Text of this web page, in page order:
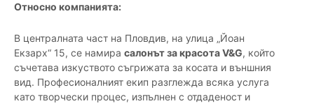
Относно компанията:
В централната част на Пловдив, на улица „Йоан
Екзарх“ 15, се намира салонът за красота V&G, който
съчетава изкуството съгрижата за косата и външния
вид. Професионалният екип разглежда всяка услуга
като творчески процес, изпълнен с отдаденост и